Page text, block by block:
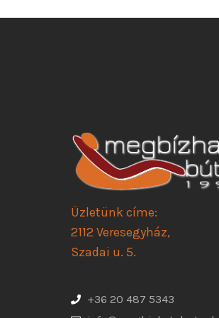
Üzletünk címe:
2112 Veresegyház,
Szadai u. 5.
+36 20 487 5343